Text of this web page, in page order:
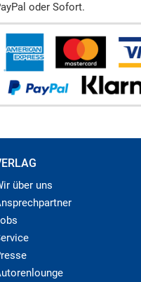
oder Sofort.
über uns